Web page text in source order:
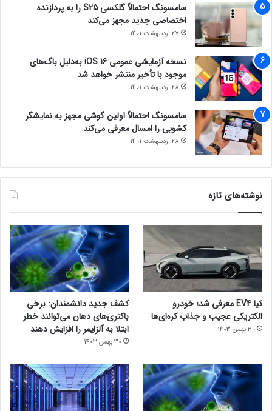
سامسونگ احتمالاً گلکسی S25 را به پردازنده
اختصاصی جدید مجهز می‌کند
27 اردیبهشت 1401
نسخه آزمایشی عمومی iOS 16 به‌دلیل باگ‌های
موجود با تأخیر منتشر خواهد شد
28 اردیبهشت 1401
سامسونگ احتمالاً اولین گوشی مجهز به نمایشگر
کشویی را امسال معرفی می‌کند
28 اردیبهشت 1401
نوشته‌های تازه
کیا EV4 معرفی شد؛ خودرو
الکتریکی عجیب و جذاب کره‌ای‌ها
30 بهمن 1403
کشف جدید دانشمندان: برخی
باکتری‌های دهان می‌توانند خطر
ابتلا به آلزایمر را افزایش دهند
30 بهمن 1403